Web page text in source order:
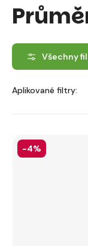
Všechny
Aplikované filtry:
-4%